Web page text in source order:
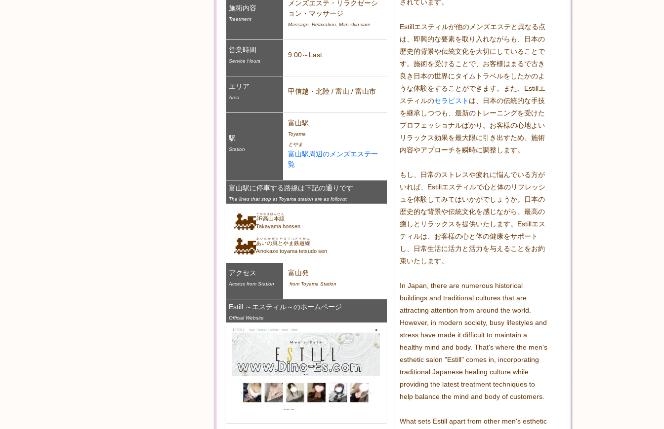
されています。
Estillエスティルが他のメンズエステと異なる点
は、即興的な要素を取り入れながらも、日本の
歴史的背景や伝統文化を大切にしていることで
す。施術を受けることで、お客様はまるで古き
良き日本の世界にタイムトラベルをしたかのよ
うな体験をすることができます。また、Estillエ
スティルのセラピスト は、日本の伝統的な手技
を継承しつつも、最新のトレーニングを受けた
プロフェッショナルばかり。お客様の心地よい
リラックス効果を最大限に引き出すため、施術
内容やアプローチを瞬時に調整します。
もし、日常のストレスや疲れに悩んでいる方が
いれば、Estillエスティルで心と体のリフレッシ
ュを体験してみてはいかがでしょうか。日本の
歴史的な背景や伝統文化を感じながら、最高の
癒しとリラックスを提供いたします。Estillエス
ティルは、お客様の心と体の健康をサポート
し、日常生活に活力と活力を与えることをお約
束いたします。
In Japan, there are numerous historical
buildings and traditional cultures that are
attracting attention from around the world.
However, in modern society, busy lifestyles and
stress have made it difficult to maintain a
healthy mind and body. That's where the men's
esthetic salon "Estill" comes in, incorporating
traditional Japanese healing culture while
providing the latest treatment techniques to
help balance the mind and body of customers.
What sets Estill apart from other men's esthetic
施術内容
Treatment
メンズエステ・リラクゼーシ
ョン・マッサージ
Massage, Relaxation, Man skin care
営業時間
Service Hours
9:00～Last
エリア
Area
甲信越・北陸 / 富山 / 富山市
駅
Station
富山駅
Toyama
とやま
富山駅周辺のメンズエステ一
覧
富山駅に停車する路線は下記の通りです
The lines that stop at Toyama station are as follows:
🚂JR高山本線
たかやまほんせん
Takayama honsen
🚂あいの風とやま鉄道線
あいのかぜとやまてつどうせん
Ainokaze toyama tetsudo sen
アクセス
Access from Station
富山発
from Toyama Station
Estill ～エスティル～のホームページ
Official Website